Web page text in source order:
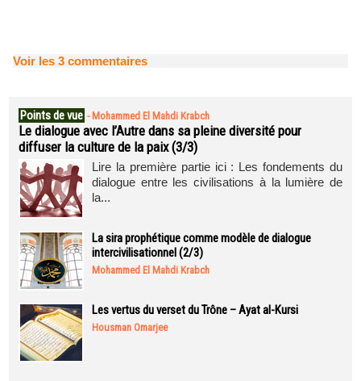
Voir les 3 commentaires
Points de vue - Mohammed El Mahdi Krabch
Le dialogue avec l’Autre dans sa pleine diversité pour
diffuser la culture de la paix (3/3)
Lire la première partie ici : Les fondements du
dialogue entre les civilisations à la lumière de
la...
La sira prophétique comme modèle de dialogue
intercivilisationnel (2/3)
Mohammed El Mahdi Krabch
Les vertus du verset du Trône – Ayat al-Kursi
Housman Omarjee